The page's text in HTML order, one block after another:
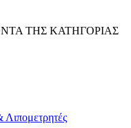
ΤΗΣ ΚΑΤΗΓΟΡΙΑΣ
Λιπομετρητές